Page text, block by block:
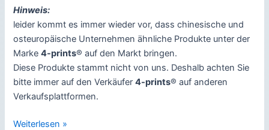
Hinweis:
leider kommt es immer wieder vor, dass chinesische und
osteuropäische Unternehmen ähnliche Produkte unter der
Marke4-prints® auf den Markt bringen.
Diese Produkte stammt nicht von uns. Deshalb achten Sie
bitte immer auf den Verkäufer4-prints® auf anderen
Verkaufsplattformen.
Eine
Weiterlesen »